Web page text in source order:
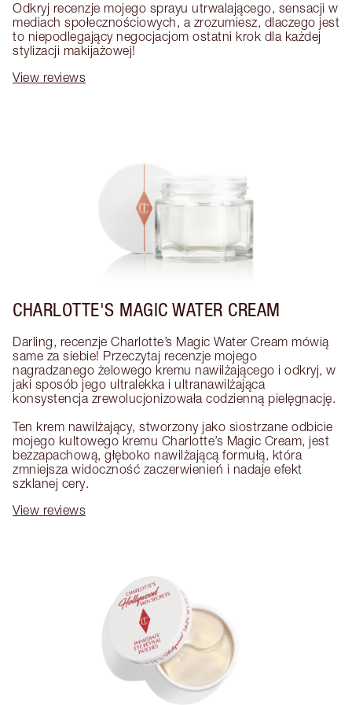
Odkryj recenzje mojego sprayu utrwalającego, sensacji w
mediach społecznościowych, a zrozumiesz, dlaczego jest
to niepodlegający negocjacjom ostatni krok dla każdej
stylizacji makijażowej!
View reviews
CHARLOTTE'S MAGIC WATER CREAM
Darling, recenzje Charlotte’s Magic Water Cream mówią
same za siebie! Przeczytaj recenzje mojego
nagradzanego żelowego kremu nawilżającego i odkryj, w
jaki sposób jego ultralekka i ultranawilżająca
konsystencja zrewolucjonizowała codzienną pielęgnację.
Ten krem nawilżający, stworzony jako siostrzane odbicie
mojego kultowego kremu Charlotte’s Magic Cream, jest
bezzapachową, głęboko nawilżającą formułą, która
zmniejsza widoczność zaczerwienień i nadaje efekt
szklanej cery.
View reviews